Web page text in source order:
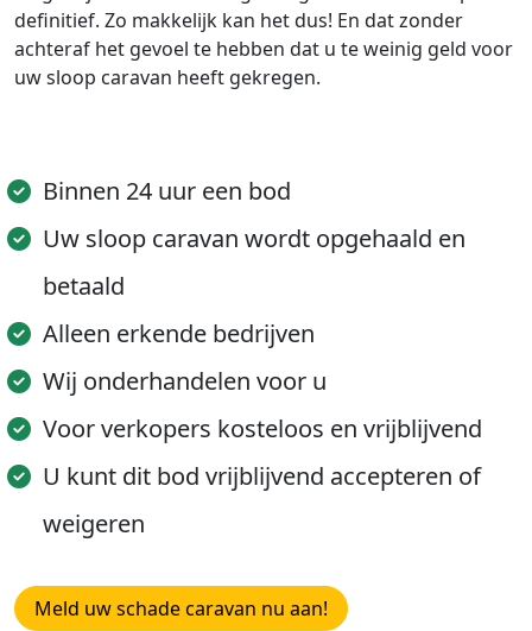
definitief. Zo makkelijk kan het dus! En dat zonder
achteraf het gevoel te hebben dat u te weinig geld voor
uw sloop caravan heeft gekregen.
Binnen 24 uur een bod
Uw sloop caravan wordt opgehaald en
betaald
Alleen erkende bedrijven
Wij onderhandelen voor u
Voor verkopers kosteloos en vrijblijvend
U kunt dit bod vrijblijvend accepteren of
weigeren
Meld uw schade caravan nu aan!